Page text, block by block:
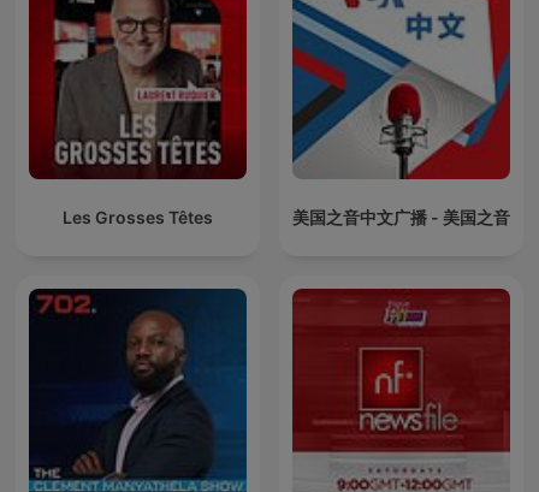
Les Grosses Têtes 美国之音中文广播 - 美国之音